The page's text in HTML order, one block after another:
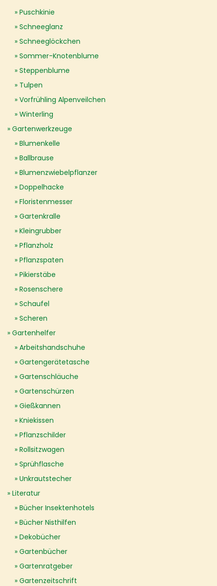
Puschkinie
Schneeglanz
Schneeglöckchen
Sommer-Knotenblume
Steppenblume
Tulpen
Vorfrühling Alpenveilchen
Winterling
Gartenwerkzeuge
Blumenkelle
Ballbrause
Blumenzwiebelpflanzer
Doppelhacke
Floristenmesser
Gartenkralle
Kleingrubber
Pflanzholz
Pflanzspaten
Pikierstäbe
Rosenschere
Schaufel
Scheren
Gartenhelfer
Arbeitshandschuhe
Gartengerätetasche
Gartenschläuche
Gartenschürzen
Gießkannen
Kniekissen
Pflanzschilder
Rollsitzwagen
Sprühflasche
Unkrautstecher
Literatur
Bücher Insektenhotels
Bücher Nisthilfen
Dekobücher
Gartenbücher
Gartenratgeber
Gartenzeitschrift